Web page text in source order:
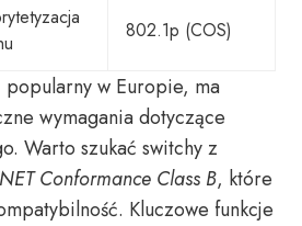
802.1p (COS)
popularny w Europie, ma
wymagania dotyczące
Warto szukać switchy z
Conformance Class B, które
Kluczowe funkcje